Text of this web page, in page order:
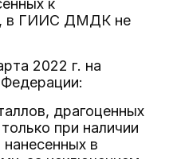
к
в ГИИС ДМДК не
2022 г. на
драгоценных
при наличии
в